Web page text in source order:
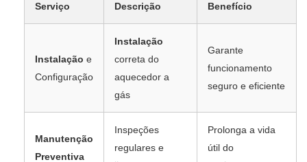
Serviço Descrição Benefício
Instalação e
Configuração
Instalação
correta do
aquecedor a
gás
Garante
funcionamento
seguro e eficiente
Manutenção
Preventiva
Inspeções
regulares e
Prolonga a vida
útil do